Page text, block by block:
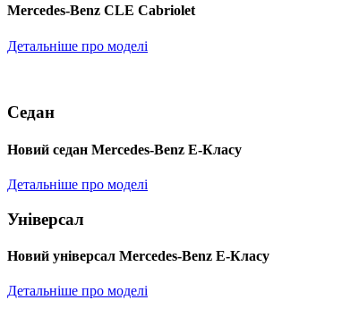
Mercedes-Benz CLE Cabriolet
Детальніше про моделі
Седан
Новий седан Mercedes-Benz Е-Класу
Детальніше про моделі
Універсал
Новий універсал Mercedes-Benz E-Класу
Детальніше про моделі